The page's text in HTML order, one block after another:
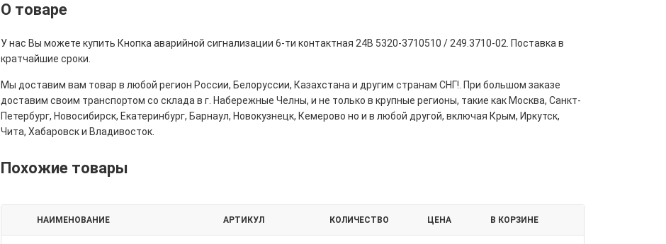
О товаре
У нас Вы можете купить Кнопка аварийной сигнализации 6-ти контактная 24В 5320-3710510 / 249.3710-02. Поставка в
кратчайшие сроки.
Мы доставим вам товар в любой регион России, Белоруссии, Казахстана и другим странам СНГ!. При большом заказе
доставим своим транспортом со склада в г. Набережные Челны, и не только в крупные регионы, такие как Москва, Санкт-
Петербург, Новосибирск, Екатеринбург, Барнаул, Новокузнецк, Кемерово но и в любой другой, включая Крым, Иркутск,
Чита, Хабаровск и Владивосток.
Похожие товары
НАИМЕНОВАНИЕ АРТИКУЛ КОЛИЧЕСТВО ЦЕНА В КОРЗИНЕ